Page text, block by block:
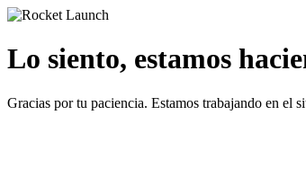
Lo siento, estamos
Gracias por tu paciencia. Estamos trabajando en el